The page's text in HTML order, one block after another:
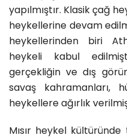
yapılmıştır. Klasik çağ
heykellerine devam
heykellerinden biri
heykeli kabul
gerçekliğin ve dış
savaş kahramanları,
heykellere ağırlık
Mısır heykel